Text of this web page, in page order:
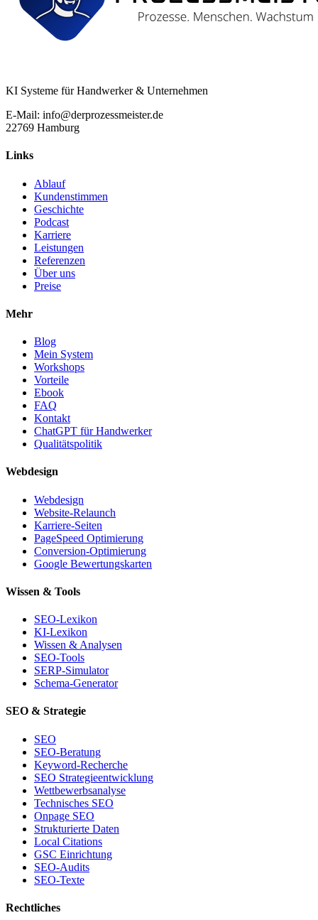
KI Systeme für Handwerker & Unternehmen
E-Mail: info@derprozessmeister.de
22769 Hamburg
Links
Ablauf
Kundenstimmen
Geschichte
Podcast
Karriere
Leistungen
Referenzen
Über uns
Preise
Mehr
Blog
Mein System
Workshops
Vorteile
Ebook
FAQ
Kontakt
ChatGPT für Handwerker
Qualitätspolitik
Webdesign
Webdesign
Website-Relaunch
Karriere-Seiten
PageSpeed Optimierung
Conversion-Optimierung
Google Bewertungskarten
Wissen & Tools
SEO-Lexikon
KI-Lexikon
Wissen & Analysen
SEO-Tools
SERP-Simulator
Schema-Generator
SEO & Strategie
SEO
SEO-Beratung
Keyword-Recherche
SEO Strategieentwicklung
Wettbewerbsanalyse
Technisches SEO
Onpage SEO
Strukturierte Daten
Local Citations
GSC Einrichtung
SEO-Audits
SEO-Texte
Rechtliches